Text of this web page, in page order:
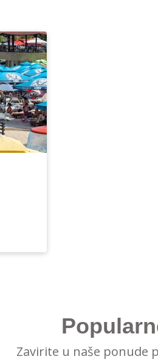
Zavirite u naše ponude